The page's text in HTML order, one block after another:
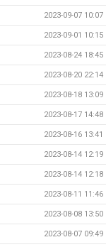
2023-09-07 10:07
2023-09-01 10:15
2023-08-24 18:45
2023-08-20 22:14
2023-08-18 13:09
2023-08-17 14:48
2023-08-16 13:41
2023-08-14 12:19
2023-08-14 12:18
2023-08-11 11:46
2023-08-08 13:50
2023-08-07 09:49